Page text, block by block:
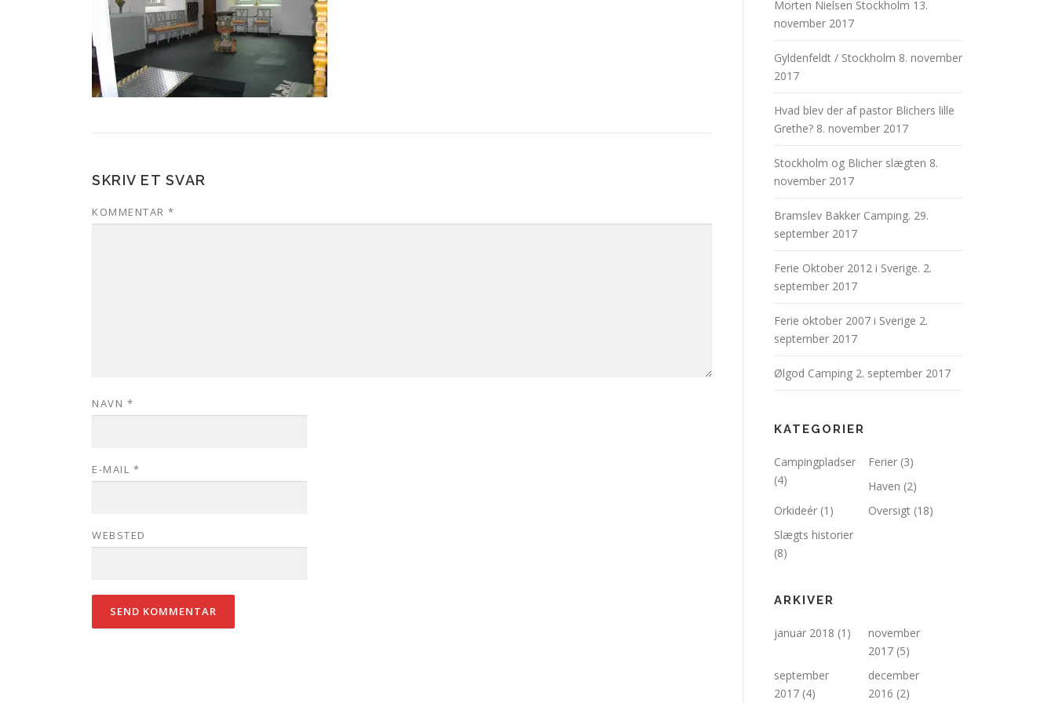
SKRIV ET SVAR
KOMMENTAR *
NAVN *
E-MAIL *
WEBSTED
Morten Nielsen Stockholm 13.
november 2017
Gyldenfeldt / Stockholm 8. november
2017
Hvad blev der af pastor Blichers lille
Grethe? 8. november 2017
Stockholm og Blicher slægten 8.
november 2017
Bramslev Bakker Camping. 29.
september 2017
Ferie Oktober 2012 i Sverige. 2.
september 2017
Ferie oktober 2007 i Sverige 2.
september 2017
Ølgod Camping 2. september 2017
KATEGORIER
Campingpladser
(4)
Ferier (3)
Haven (2)
Orkideér (1) Oversigt (18)
Slægts historier
(8)
ARKIVER
januar 2018 (1)
november
2017 (5)
september
2017 (4)
december
2016 (2)